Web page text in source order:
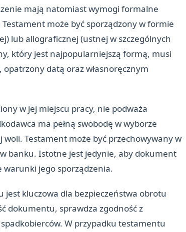
mają natomiast wymogi formalne
może być sporządzony w formie
lub allograficznej (ustnej w szczególnych
który jest najpopularniejszą formą, musi
opatrzony datą oraz własnoręcznym
w jej miejscu pracy, nie podważa
ma pełną swobodę w wyborze
Testament może być przechowywany w
banku. Istotne jest jedynie, aby dokument
warunki jego sporządzenia.
kluczowa dla bezpieczeństwa obrotu
dokumentu, sprawdza zgodność z
W przypadku testamentu